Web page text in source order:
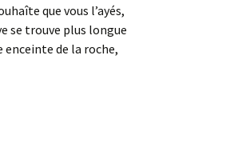
que vous l’ayés,
se trouve plus longue
enceinte de la roche,